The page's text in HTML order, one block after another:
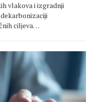
vlakova i izgradnji
ciljeva…